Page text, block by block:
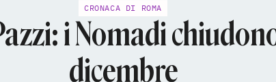
CRONACA DI ROMA
i Nomadi
dicembre